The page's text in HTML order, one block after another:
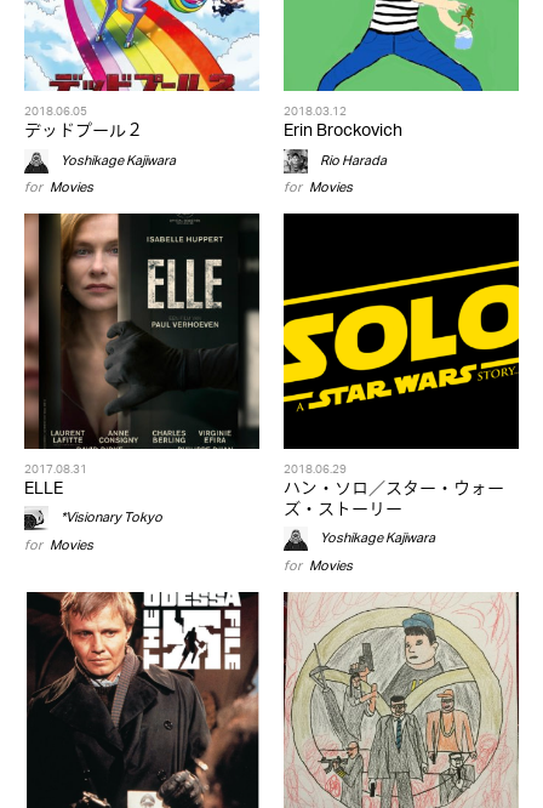
2018.06.05
デッドプール２
Yoshikage Kajiwara
for Movies
2018.03.12
Erin Brockovich
Rio Harada
for Movies
2017.08.31
ELLE
*Visionary Tokyo
for Movies
2018.06.29
ハン・ソロ／スター・ウォー
ズ・ストーリー
Yoshikage Kajiwara
for Movies